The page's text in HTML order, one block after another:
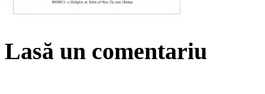
Lasă un comentariu